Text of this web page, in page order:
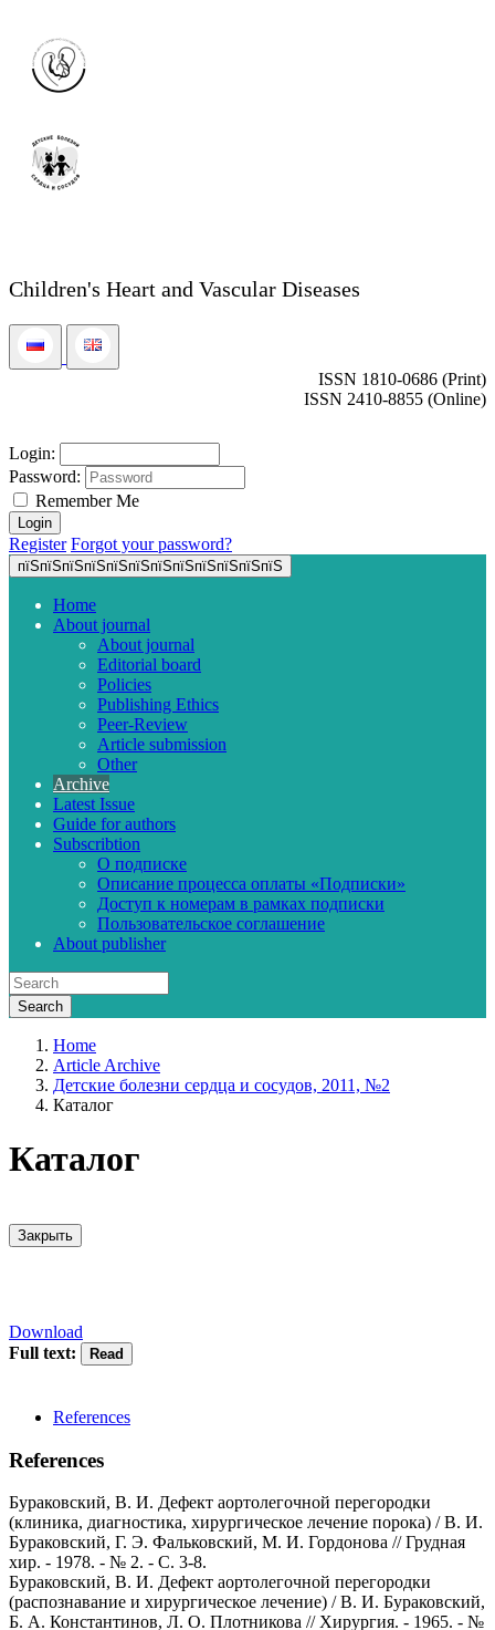
Children's Heart and Vascular Diseases
ISSN 1810-0686 (Print)
ISSN 2410-8855 (Online)
Login:
Password:
Remember Me
Register Forgot your password?
пїЅпїЅпїЅпїЅпїЅпїЅпїЅпїЅпїЅпїЅпїЅпїЅ
Home
About journal
About journal
Editorial board
Policies
Publishing Ethics
Peer-Review
Article submission
Other
Archive
Latest Issue
Guide for authors
Subscribtion
О подписке
Описание процесса оплаты «Подписки»
Доступ к номерам в рамках подписки
Пользовательское соглашение
About publisher
Home
Article Archive
Детские болезни сердца и сосудов, 2011, №2
Каталог
Каталог
Закрыть
Download
Full text:
References
References
Бураковский, В. И. Дефект аортолегочной перегородки
(клиника, диагностика, хирургическое лечение порока) / В. И.
Бураковский, Г. Э. Фальковский, М. И. Гордонова // Грудная
хир. - 1978. - № 2. - С. 3-8.
Бураковский, В. И. Дефект аортолегочной перегородки
(распознавание и хирургическое лечение) / В. И. Бураковский,
Б. А. Константинов, Л. О. Плотникова // Хирургия. - 1965. - №